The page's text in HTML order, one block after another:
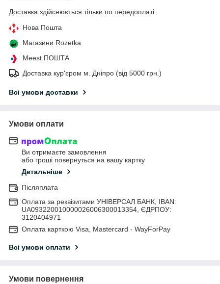
Доставка здійснюється тільки по передоплаті.
Нова Пошта
Магазини Rozetka
Meest ПОШТА
Доставка кур'єром м. Дніпро (від 5000 грн.)
Всі умови доставки
Умови оплати
Ви отримаєте замовлення
або гроші повернуться на вашу картку
Детальніше
Післяплата
Оплата за реквізитами УНІВЕРСАЛ БАНК, IBAN:
UA093220010000026006300013354, ЄДРПОУ:
3120404971
Оплата карткою Visa, Mastercard - WayForPay
Всі умови оплати
Умови повернення